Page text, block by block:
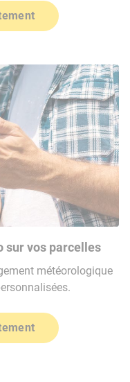
sur vos parcelles
météorologique